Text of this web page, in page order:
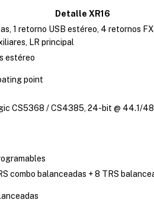
Detalle XR16
1 retorno USB estéreo, 4 retornos
LR principal
estéreo
point
CS5368 / CS4385, 24-bit @ 44.1/
combo balanceadas + 8 TRS